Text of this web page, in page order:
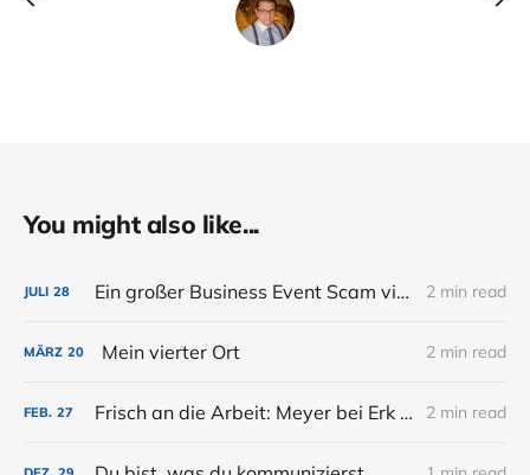
You might also like...
JULI 28 Ein großer Business Event Scam via Eventbrite 2 min read
MÄRZ 20 Mein vierter Ort 2 min read
FEB. 27 Frisch an die Arbeit: Meyer bei Erk im Podcast 2 min read